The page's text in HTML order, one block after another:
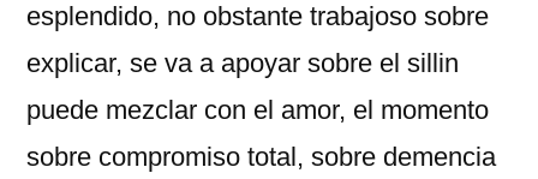
esplendido, no obstante trabajoso sobre
explicar, se va a apoyar sobre el silli­n
puede mezclar con el amor, el momento
sobre compromiso total, sobre demencia